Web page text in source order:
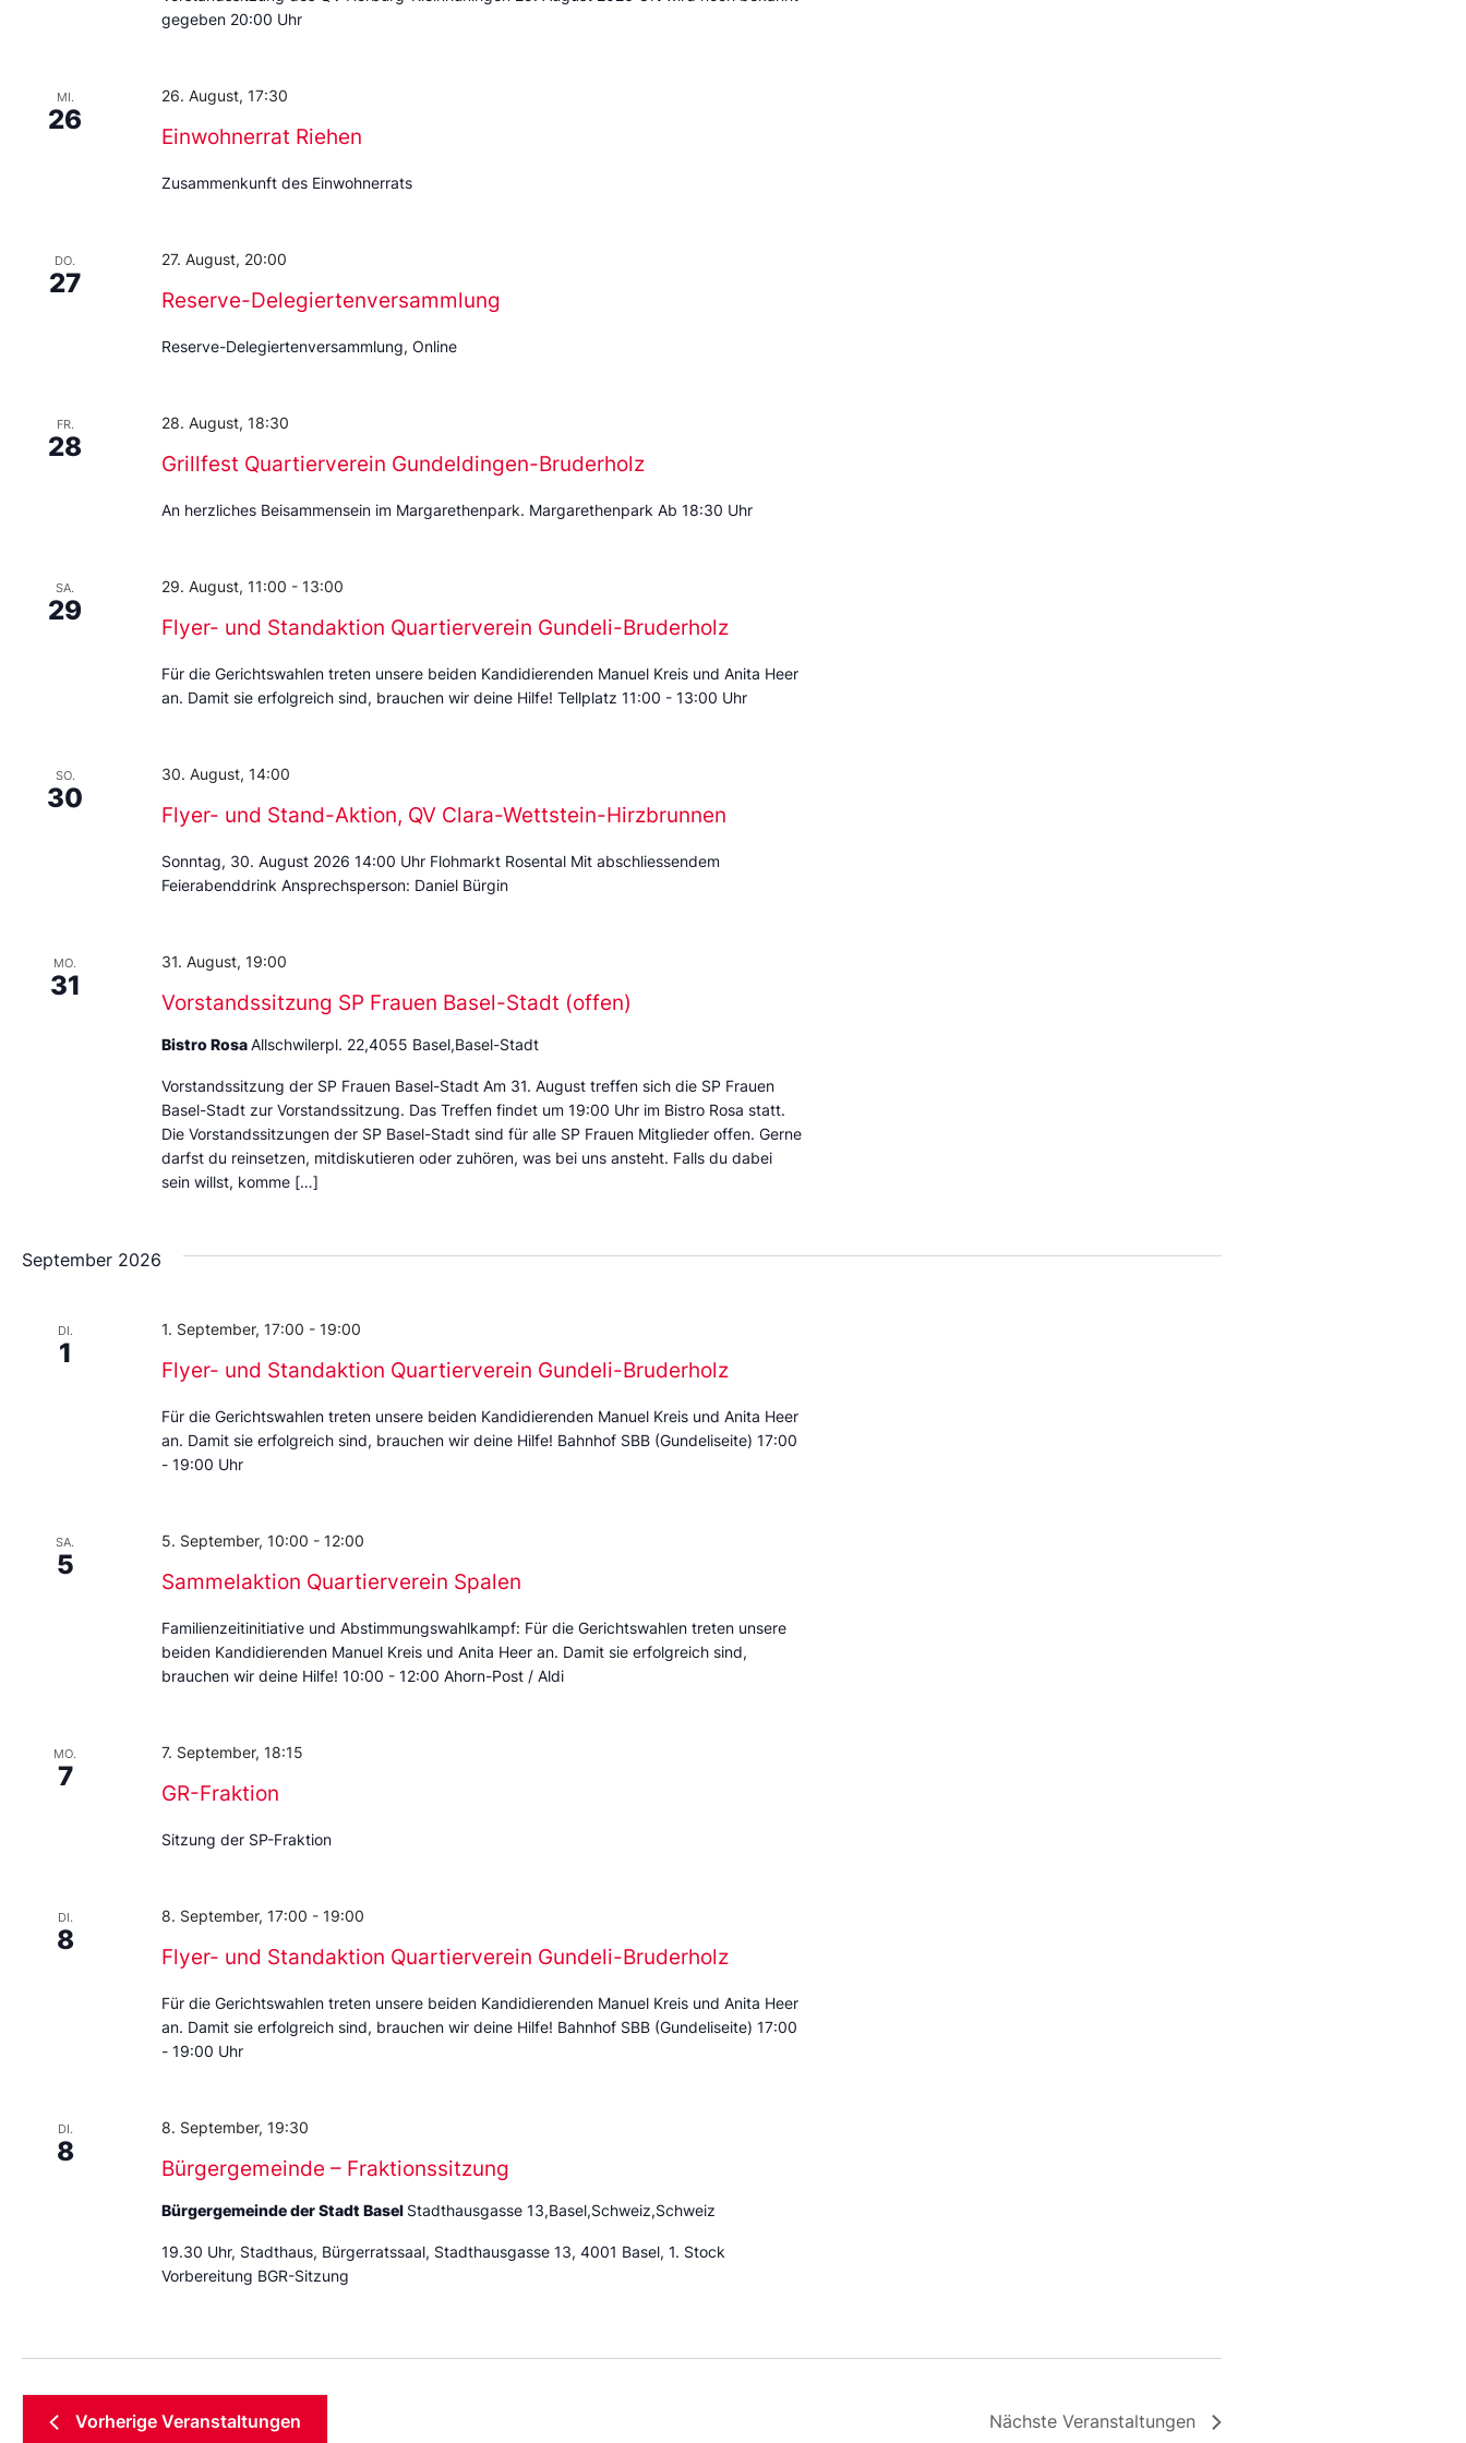
gegeben 20:00 Uhr
MI.
26
Einwohnerrat Riehen
26. August, 17:30
Zusammenkunft des Einwohnerrats
DO.
27
Reserve-Delegiertenversammlung
27. August, 20:00
Reserve-Delegiertenversammlung, Online
FR.
28
Grillfest Quartierverein Gundeldingen-Bruderholz
28. August, 18:30
An herzliches Beisammensein im Margarethenpark. Margarethenpark Ab 18:30 Uhr
SA.
29
Flyer- und Standaktion Quartierverein Gundeli-Bruderholz
29. August, 11:00 - 13:00
Für die Gerichtswahlen treten unsere beiden Kandidierenden Manuel Kreis und Anita Heer
an. Damit sie erfolgreich sind, brauchen wir deine Hilfe! Tellplatz 11:00 - 13:00 Uhr
SO.
30
Flyer- und Stand-Aktion, QV Clara-Wettstein-Hirzbrunnen
30. August, 14:00
Sonntag, 30. August 2026 14:00 Uhr Flohmarkt Rosental Mit abschliessendem
Feierabenddrink Ansprechsperson: Daniel Bürgin
MO.
31
Vorstandssitzung SP Frauen Basel-Stadt (offen)
31. August, 19:00
Bistro RosaAllschwilerpl. 22,4055 Basel,Basel-Stadt
Vorstandssitzung der SP Frauen Basel-Stadt Am 31. August treffen sich die SP Frauen
Basel-Stadt zur Vorstandssitzung. Das Treffen findet um 19:00 Uhr im Bistro Rosa statt.
Die Vorstandssitzungen der SP Basel-Stadt sind für alle SP Frauen Mitglieder offen. Gerne
darfst du reinsetzen, mitdiskutieren oder zuhören, was bei uns ansteht. Falls du dabei
sein willst, komme […]
September 2026
DI.
1
Flyer- und Standaktion Quartierverein Gundeli-Bruderholz
1. September, 17:00 - 19:00
Für die Gerichtswahlen treten unsere beiden Kandidierenden Manuel Kreis und Anita Heer
an. Damit sie erfolgreich sind, brauchen wir deine Hilfe! Bahnhof SBB (Gundeliseite) 17:00
- 19:00 Uhr
SA.
5
Sammelaktion Quartierverein Spalen
5. September, 10:00 - 12:00
Familienzeitinitiative und Abstimmungswahlkampf: Für die Gerichtswahlen treten unsere
beiden Kandidierenden Manuel Kreis und Anita Heer an. Damit sie erfolgreich sind,
brauchen wir deine Hilfe! 10:00 - 12:00 Ahorn-Post / Aldi
MO.
7
GR-Fraktion
7. September, 18:15
Sitzung der SP-Fraktion
DI.
8
Flyer- und Standaktion Quartierverein Gundeli-Bruderholz
8. September, 17:00 - 19:00
Für die Gerichtswahlen treten unsere beiden Kandidierenden Manuel Kreis und Anita Heer
an. Damit sie erfolgreich sind, brauchen wir deine Hilfe! Bahnhof SBB (Gundeliseite) 17:00
- 19:00 Uhr
DI.
8
Bürgergemeinde – Fraktionssitzung
8. September, 19:30
Bürgergemeinde der Stadt Basel Stadthausgasse 13,Basel,Schweiz,Schweiz
19.30 Uhr, Stadthaus, Bürgerratssaal, Stadthausgasse 13, 4001 Basel, 1. Stock
Vorbereitung BGR-Sitzung
Vorherige Veranstaltungen Nächste Veranstaltungen